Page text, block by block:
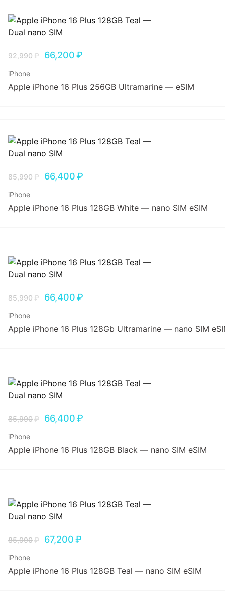
92,990₽ 66,200₽
iPhone
Apple iPhone 16 Plus 256GB Ultramarine — eSIM
85,990₽ 66,400₽
iPhone
Apple iPhone 16 Plus 128GB White — nano SIM eSIM
85,990₽ 66,400₽
iPhone
Apple iPhone 16 Plus 128Gb Ultramarine — nano SIM
85,990₽ 66,400₽
iPhone
Apple iPhone 16 Plus 128GB Black — nano SIM eSIM
85,990₽ 67,200₽
iPhone
Apple iPhone 16 Plus 128GB Teal — nano SIM eSIM